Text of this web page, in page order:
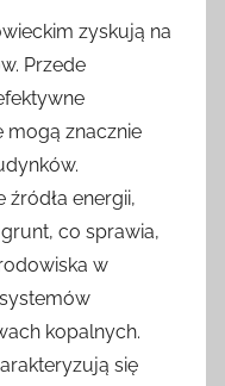
zyskują na
Przede
mogą znacznie
energii,
co sprawia,
w
kopalnych.
się